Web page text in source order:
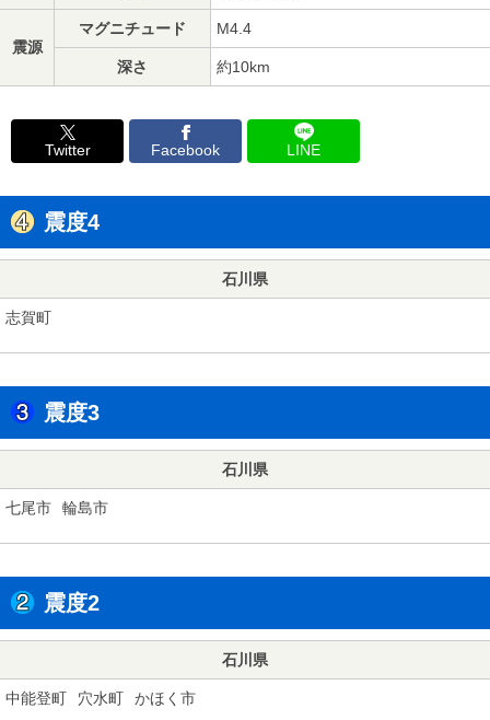
震源
マグニチュード M4.4
深さ 約10km
Twitter Facebook LINE
震度4
石川県
志賀町
震度3
石川県
七尾市 輪島市
震度2
石川県
中能登町 穴水町 かほく市